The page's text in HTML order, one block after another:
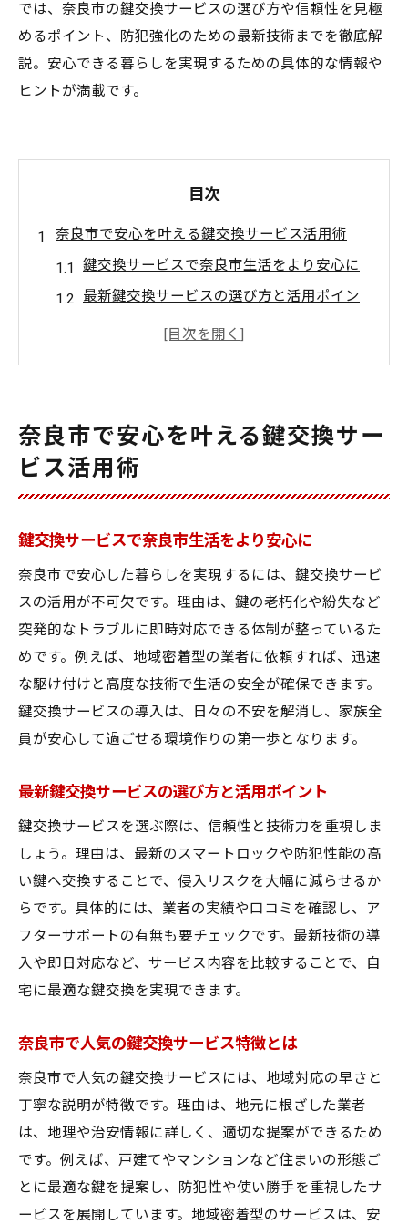
では、奈良市の鍵交換サービスの選び方や信頼性を見極
めるポイント、防犯強化のための最新技術までを徹底解
説。安心できる暮らしを実現するための具体的な情報や
ヒントが満載です。
目次
奈良市で安心を叶える鍵交換サービス活用術
鍵交換サービスで奈良市生活をより安心に
最新鍵交換サービスの選び方と活用ポイン
安心感を高める鍵交換サービスの効果的な
使い方
奈良市で鍵交換サービスを選ぶ際の注意点
防犯強化に適した鍵交換サービスの見極め
方
鍵交換サービス比較でわかる安心の違い
奈良市鍵交換サービスのランキング活用法
口コミで選ぶ奈良市の鍵交換サービス事情
信頼できる鍵交換サービス選定ポイント
鍵交換サービスなら奈良市で信頼性重視を
奈良市の鍵交換サービス信頼性比較ガイド
評判の高い奈良市鍵交換サービスの選択基
準
鍵交換サービスの信頼性を見極める方法
奈良市鍵交換サービスの口コミ活用術
信頼重視の鍵交換サービス選びのコツ
安心な暮らしを支える奈良市の鍵交換活用法
防犯強化に役立つ鍵交換サービスの使い方
奈良市での鍵交換サービス活用実例紹介
奈良市の鍵交換サービスが暮らしに与える
奈良市で安心を叶える鍵交換サー
ビス活用術
鍵交換サービスで奈良市生活をより安心に
奈良市で安心した暮らしを実現するには、鍵交換サービ
スの活用が不可欠です。理由は、鍵の老朽化や紛失など
突発的なトラブルに即時対応できる体制が整っているた
めです。例えば、地域密着型の業者に依頼すれば、迅速
な駆け付けと高度な技術で生活の安全が確保できます。
鍵交換サービスの導入は、日々の不安を解消し、家族全
員が安心して過ごせる環境作りの第一歩となります。
最新鍵交換サービスの選び方と活用ポイント
鍵交換サービスを選ぶ際は、信頼性と技術力を重視しま
しょう。理由は、最新のスマートロックや防犯性能の高
い鍵へ交換することで、侵入リスクを大幅に減らせるか
らです。具体的には、業者の実績や口コミを確認し、ア
フターサポートの有無も要チェックです。最新技術の導
入や即日対応など、サービス内容を比較することで、自
宅に最適な鍵交換を実現できます。
奈良市で人気の鍵交換サービス特徴とは
奈良市で人気の鍵交換サービスには、地域対応の早さと
丁寧な説明が特徴です。理由は、地元に根ざした業者
は、地理や治安情報に詳しく、適切な提案ができるため
です。例えば、戸建てやマンションなど住まいの形態ご
とに最適な鍵を提案し、防犯性や使い勝手を重視したサ
ービスを展開しています。地域密着型のサービスは、安